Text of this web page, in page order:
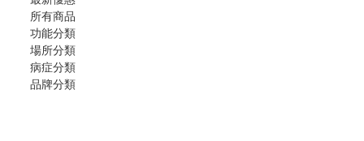
所有商品
功能分類
場所分類
病症分類
品牌分類